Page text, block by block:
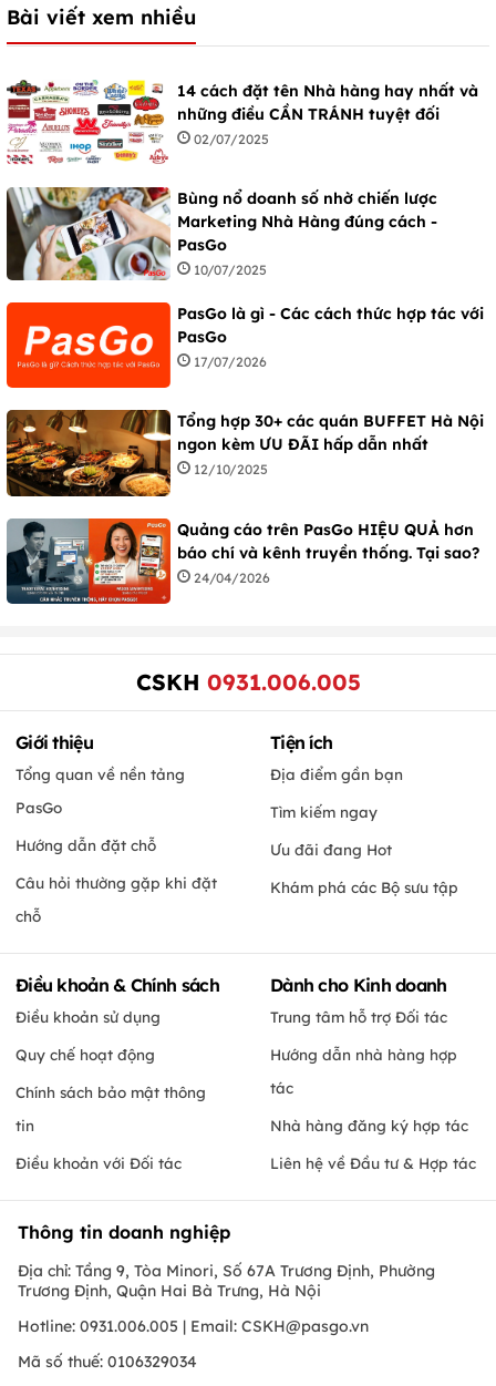
Bài viết xem nhiều
14 cách đặt tên Nhà hàng hay nhất và
những điều CẦN TRÁNH tuyệt đối
02/07/2025
Bùng nổ doanh số nhờ chiến lược
Marketing Nhà Hàng đúng cách -
PasGo
10/07/2025
PasGo là gì - Các cách thức hợp tác với
PasGo
17/07/2026
Tổng hợp 30+ các quán BUFFET Hà Nội
ngon kèm ƯU ĐÃI hấp dẫn nhất
12/10/2025
Quảng cáo trên PasGo HIỆU QUẢ hơn
báo chí và kênh truyền thống. Tại sao?
24/04/2026
CSKH 0931.006.005
Giới thiệu
Tổng quan về nền tảng
PasGo
Hướng dẫn đặt chỗ
Câu hỏi thường gặp khi đặt
chỗ
Tiện ích
Địa điểm gần bạn
Tìm kiếm ngay
Ưu đãi đang Hot
Khám phá các Bộ sưu tập
Điều khoản & Chính sách
Điều khoản sử dụng
Quy chế hoạt động
Chính sách bảo mật thông
tin
Điều khoản với Đối tác
Dành cho Kinh doanh
Trung tâm hỗ trợ Đối tác
Hướng dẫn nhà hàng hợp
tác
Nhà hàng đăng ký hợp tác
Liên hệ về Đầu tư & Hợp tác
Thông tin doanh nghiệp
Địa chỉ: Tầng 9, Tòa Minori, Số 67A Trương Định, Phường
Trương Định, Quận Hai Bà Trưng, Hà Nội
Hotline: 0931.006.005 | Email: CSKH@pasgo.vn
Mã số thuế: 0106329034